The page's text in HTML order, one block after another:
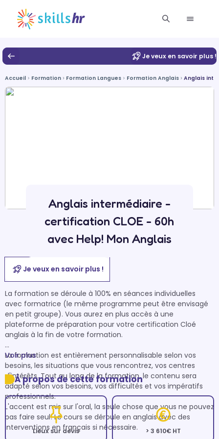
Je veux en savoir plus !
Accueil Formation Formation Langues Formation Anglais Anglais
Anglais intermédiaire -
certification CLOE - 60h
avec Help! Mon Anglais
Je veux en savoir plus !
La formation se déroule à 100% en séances individuelles
avec formatrice (le même programme peut être envisagé
en petit groupe). Vous aurez en plus accès à une
plateforme de préparation pour votre certification Cloé
anglais à la fin de votre formation.
La formation est entièrement personnalisable selon vos
besoins, les situations que vous rencontrez, vos centres
d'intérêts. Tout au long de la formation, le contenu sera
adapté selon vos besoins, vos difficultés et vos impératifs
professionnels.
L'accent est mis sur l'oral, la seule chose que vous ne pouvez
pas faire seul! Le cours se déroule en anglais avec des
interventions en français si nécessaire.
Voir plus
À propos de cette formation
Lieux sur devis > 3 610€ HT